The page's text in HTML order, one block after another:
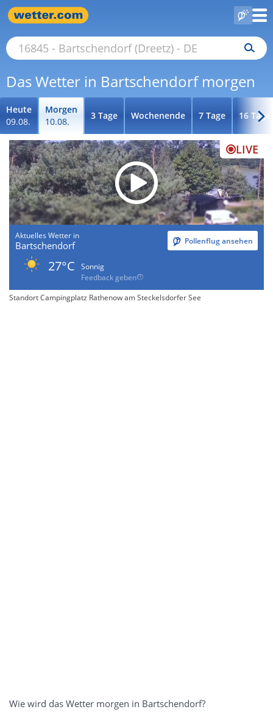
Das Wetter in Bartschendorf morgen
Heute
09.08.
Morgen
10.08.
3 Tage Wochenende 7 Tage 16 Tage
LIVE
Aktuelles Wetter in
Bartschendorf Pollenflug ansehen
27°C
Sonnig
Feedback geben
Standort Campingplatz Rathenow am Steckelsdorfer See
Wie wird das Wetter morgen in Bartschendorf?